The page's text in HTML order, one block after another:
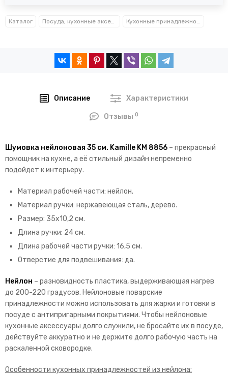
Каталог Посуда, кухонные аксессуары и принадлежности TM Kamille TM Ofenbach Кухонные принадлежности нейлоновые и пластиковые Kamille™ Ofenbach™
Описание Характеристики
Отзывы0
Шумовка нейлоновая 35 см. Kamille KM 8856 – прекрасный
помощник на кухне, а её стильный дизайн непременно
подойдет к интерьеру.
Материал рабочей части: нейлон.
Материал ручки: нержавеющая сталь, дерево.
Размер: 35х10,2 см.
Длина ручки: 24 см.
Длина рабочей части ручки: 16,5 см.
Отверстие для подвешивания: да.
Нейлон – разновидность пластика, выдерживающая нагрев
до 200-220 градусов. Нейлоновые поварские
принадлежности можно использовать для жарки и готовки в
посуде с антипригарными покрытиями. Чтобы нейлоновые
кухонные аксессуары долго служили, не бросайте их в посуде,
действуйте аккуратно и не держите долго рабочую часть на
раскаленной сковородке.
Особенности кухонных принадлежностей из нейлона: